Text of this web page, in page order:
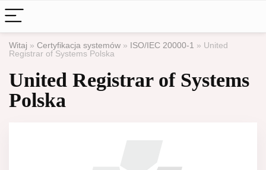
Witaj » Certyfikacja systemów » ISO/IEC 20000-1 » United
Registrar of Systems Polska
United Registrar of Systems
Polska